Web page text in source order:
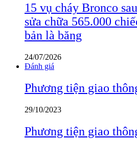
15 vụ cháy Bronco
sửa chữa 565.000
bản là băng
24/07/2026
Đánh giá
Phương tiện giao
29/10/2023
Phương tiện giao